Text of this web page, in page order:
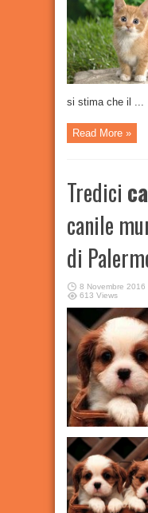
si stima che il ...
Read More »
Tredici
canile
di
8 Novembre 2016
613 Views